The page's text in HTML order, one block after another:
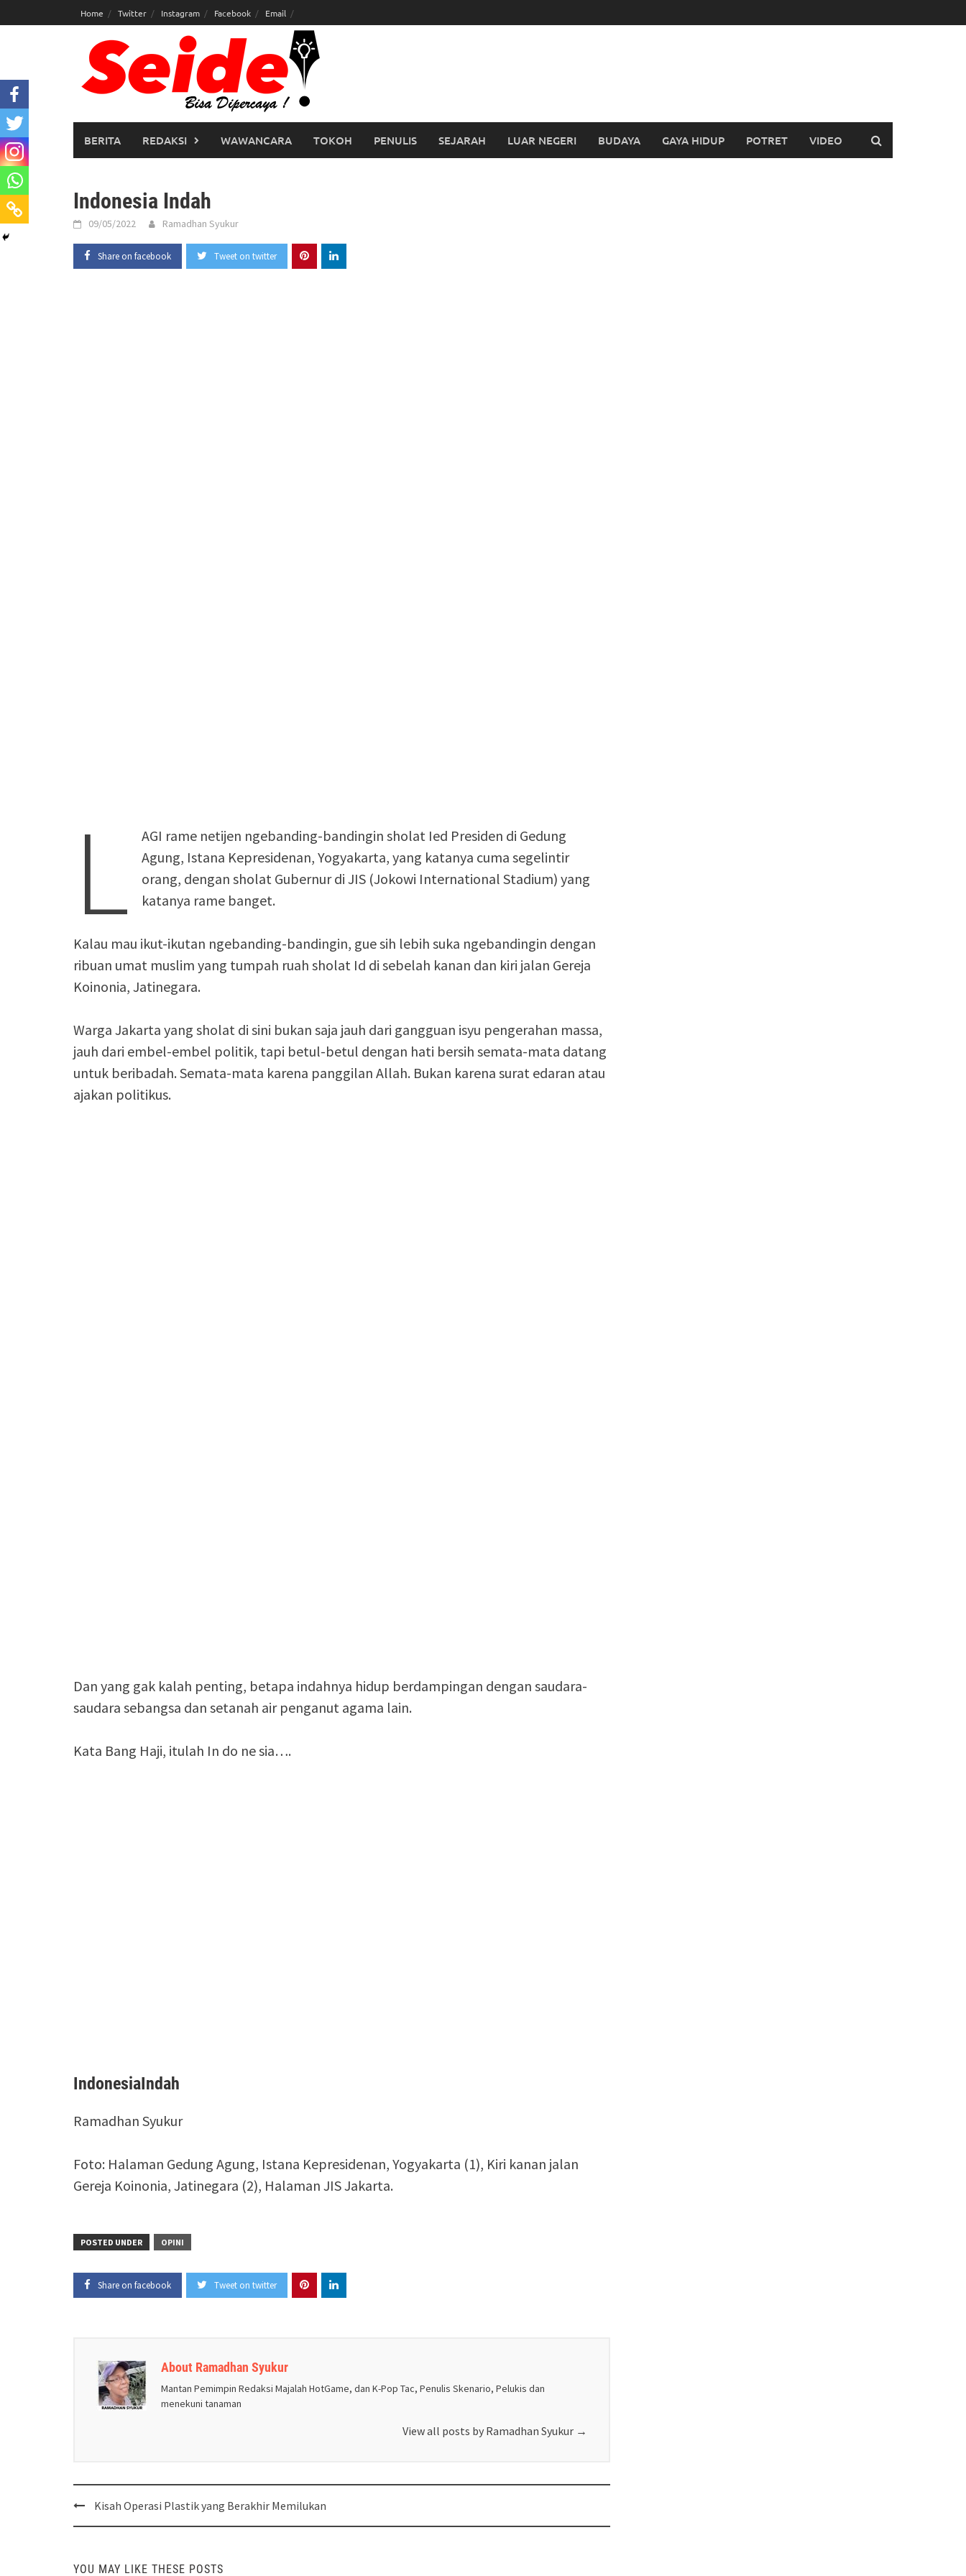
to
Home Twitter Instagram Facebook Email
BERITA REDAKSI WAWANCARA TOKOH PENULIS SEJARAH LUAR NEGERI BUDAYA GAYA HIDUP POTRET VIDEO
Indonesia Indah
09/05/2022 Ramadhan Syukur
Share on facebook Tweet on twitter
L
AGI rame netijen ngebanding-bandingin sholat Ied Presiden di Gedung
Agung, Istana Kepresidenan, Yogyakarta, yang katanya cuma segelintir
orang, dengan sholat Gubernur di JIS (Jokowi International Stadium) yang
katanya rame banget.
Kalau mau ikut-ikutan ngebanding-bandingin, gue sih lebih suka ngebandingin dengan
ribuan umat muslim yang tumpah ruah sholat Id di sebelah kanan dan kiri jalan Gereja
Koinonia, Jatinegara.
Warga Jakarta yang sholat di sini bukan saja jauh dari gangguan isyu pengerahan massa,
jauh dari embel-embel politik, tapi betul-betul dengan hati bersih semata-mata datang
untuk beribadah. Semata-mata karena panggilan Allah. Bukan karena surat edaran atau
ajakan politikus.
Dan yang gak kalah penting, betapa indahnya hidup berdampingan dengan saudara-
saudara sebangsa dan setanah air penganut agama lain.
Kata Bang Haji, itulah In do ne sia….
IndonesiaIndah
Ramadhan Syukur
Foto: Halaman Gedung Agung, Istana Kepresidenan, Yogyakarta (1), Kiri kanan jalan
Gereja Koinonia, Jatinegara (2), Halaman JIS Jakarta.
POSTED UNDER OPINI
Share on facebook Tweet on twitter
About Ramadhan Syukur
Mantan Pemimpin Redaksi Majalah HotGame, dan K-Pop Tac, Penulis Skenario, Pelukis dan
menekuni tanaman
View all posts by Ramadhan Syukur →
PostKisah Operasi Plastik yang Berakhir Memilukan
YOU MAY LIKE THESE POSTS